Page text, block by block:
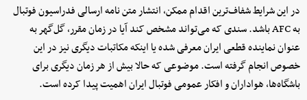
در این شرایط شفاف‌ترین اقدام ممکن، انتشار متن نامه ارسالی فدراسیون فوتبال
به AFC باشد. سندی که می‌تواند مشخص کند آیا در زمان مقرر، گل‌گهر به
عنوان نماینده قطعی ایران معرفی شده یا اینکه مکاتبات دیگری نیز در این
خصوص انجام گرفته است. موضوعی که حالا بیش از هر زمان دیگری برای
باشگاه‌ها، هواداران و افکار عمومی فوتبال ایران اهمیت پیدا کرده است.